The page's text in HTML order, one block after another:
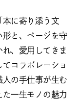
本に寄り添う文
と、ページを守
、愛用してきま
コラボレーショ
人の手仕事が生む
一生モノの魅力